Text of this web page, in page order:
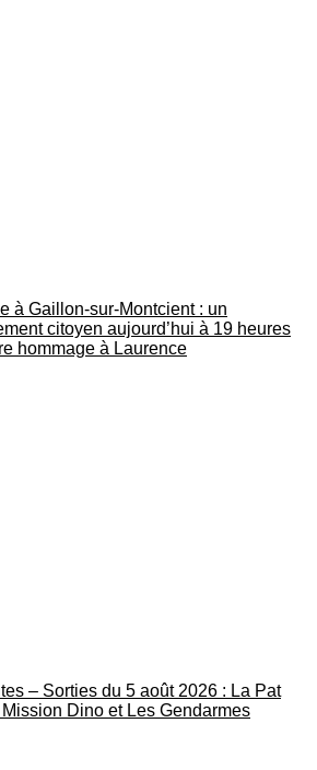
à Gaillon‑sur‑Montcient : un
citoyen aujourd’hui à 19 heures
hommage à Laurence
– Sorties du 5 août 2026 : La Pat
Dino et Les Gendarmes